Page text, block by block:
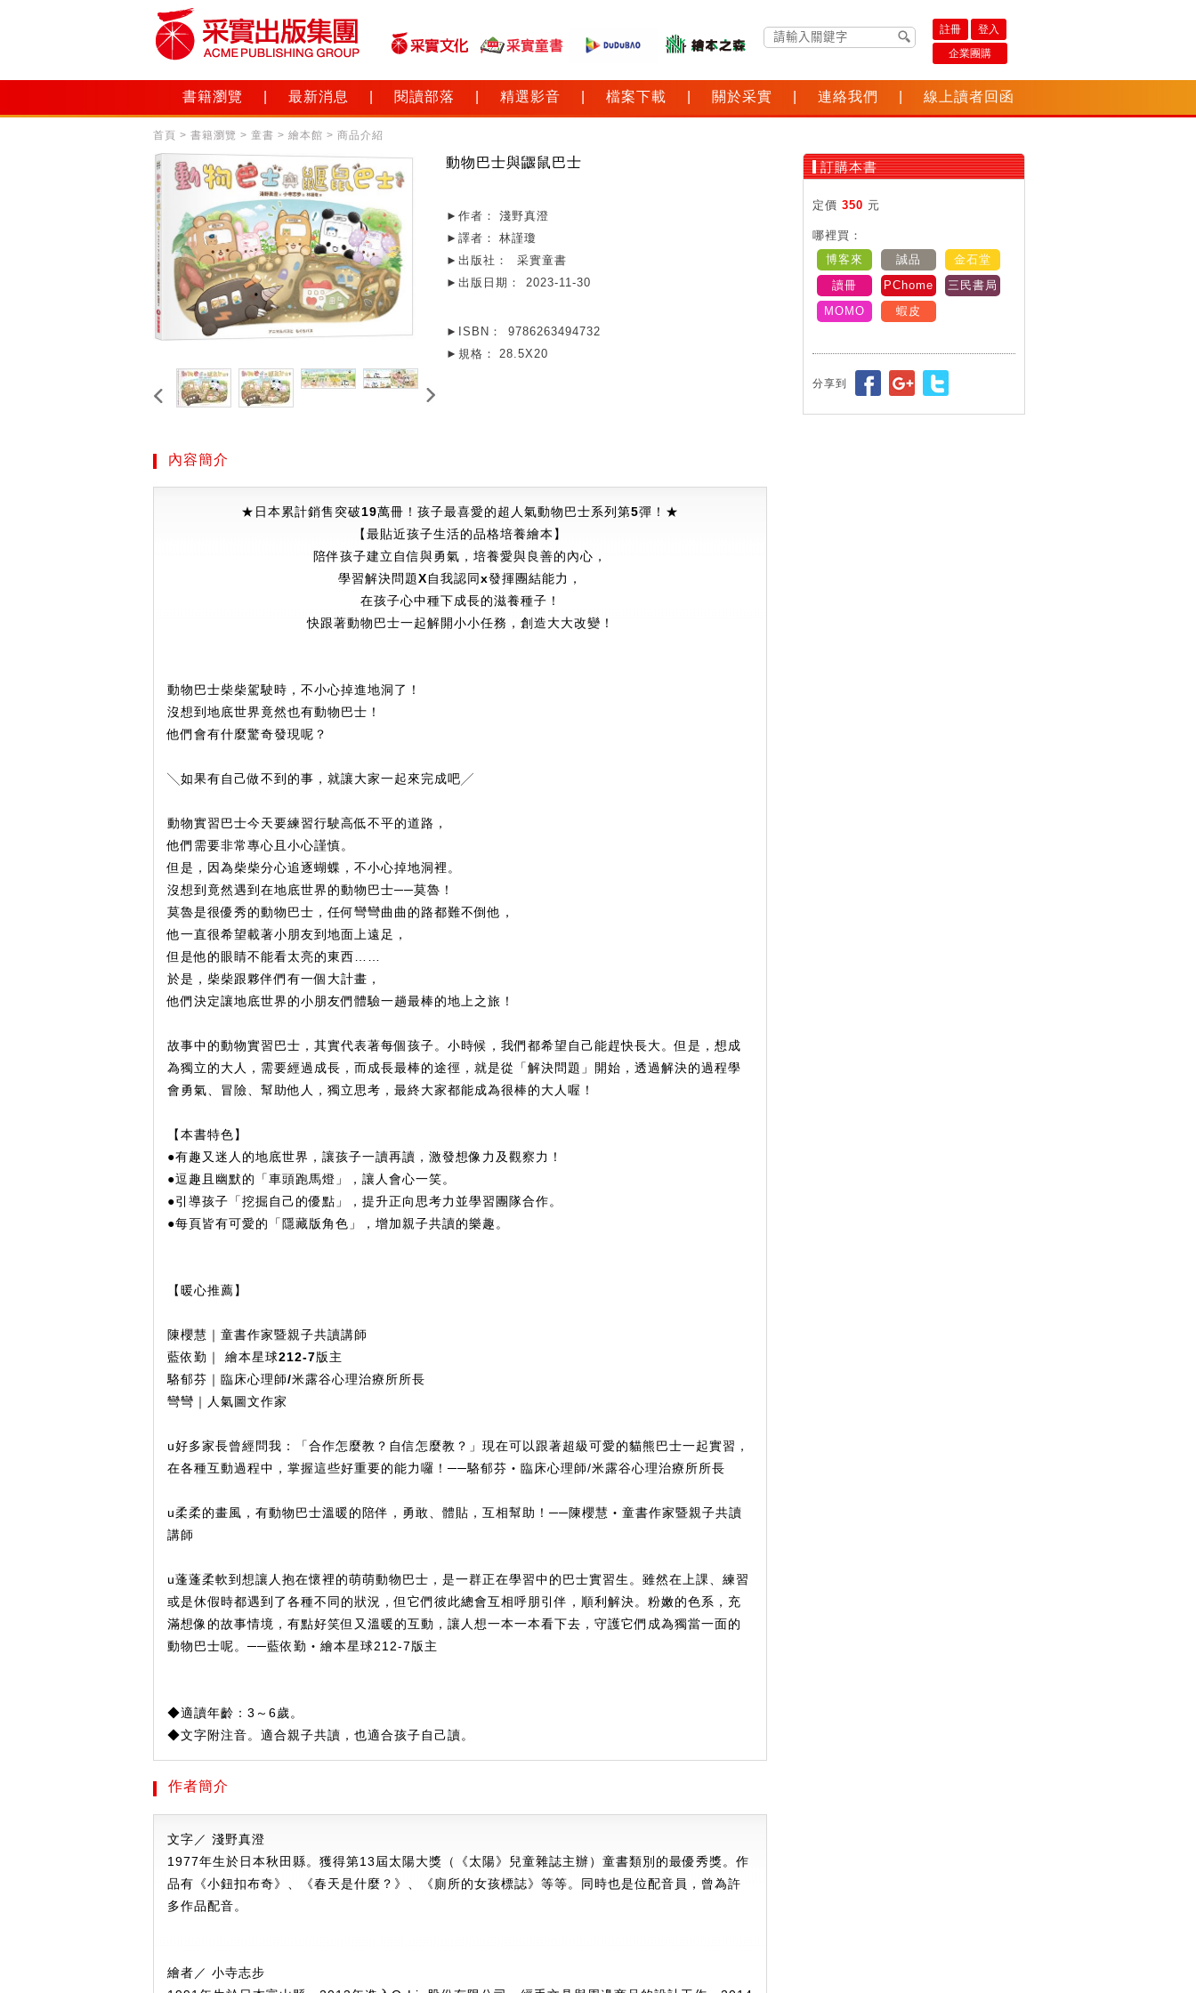
註冊
登入
企業團購
書籍瀏覽 最新消息 閱讀部落 精選影音 檔案下載 關於采實 連絡我們 線上讀者回函
首頁 > 書籍瀏覽 > 童書 > 繪本館 > 商品介紹
動物巴士與鼴鼠巴士
►作者：
淺野真澄
►譯者：
林謹瓊
►出版社：
采實童書
►出版日期：
2023-11-30
►ISBN：
9786263494732
►規格：
28.5X20
訂購本書
定價 350 元
哪裡買：
博客來
誠品
金石堂
讀冊
PChome
三民書局
MOMO
蝦皮
分享到
內容簡介
★ 日本累計銷售突破19萬冊！孩子最喜愛的超人氣動物巴士系列第5彈！ ★
【最貼近孩子生活的品格培養繪本】
陪伴孩子建立自信與勇氣，培養愛與良善的內心，
學習解決問題X自我認同x發揮團結能力，
在孩子心中種下成長的滋養種子！
快跟著動物巴士一起解開小小任務，創造大大改變！
動物巴士柴柴駕駛時，不小心掉進地洞了！
沒想到地底世界竟然也有動物巴士！
他們會有什麼驚奇發現呢？
╲如果有自己做不到的事，就讓大家一起來完成吧╱
動物實習巴士今天要練習行駛高低不平的道路，
他們需要非常專心且小心謹慎。
但是，因為柴柴分心追逐蝴蝶，不小心掉地洞裡。
沒想到竟然遇到在地底世界的動物巴士──莫魯！
莫魯是很優秀的動物巴士，任何彎彎曲曲的路都難不倒他，
他一直很希望載著小朋友到地面上遠足，
但是他的眼睛不能看太亮的東西……
於是，柴柴跟夥伴們有一個大計畫，
他們決定讓地底世界的小朋友們體驗一趟最棒的地上之旅！
故事中的動物實習巴士，其實代表著每個孩子。小時候，我們都希望自己能趕快長大。但是，想成
為獨立的大人，需要經過成長，而成長最棒的途徑，就是從「解決問題」開始，透過解決的過程學
會勇氣、冒險、幫助他人，獨立思考，最終大家都能成為很棒的大人喔！
【本書特色】
●有趣又迷人的地底世界，讓孩子一讀再讀，激發想像力及觀察力！
●逗趣且幽默的「車頭跑馬燈」，讓人會心一笑。
●引導孩子「挖掘自己的優點」，提升正向思考力並學習團隊合作。
●每頁皆有可愛的「隱藏版角色」，增加親子共讀的樂趣。
【暖心推薦】
陳櫻慧｜童書作家暨親子共讀講師
藍依勤｜ 繪本星球212-7版主
駱郁芬｜臨床心理師/米露谷心理治療所所長
彎彎｜人氣圖文作家
u好多家長曾經問我：「合作怎麼教？自信怎麼教？」現在可以跟著超級可愛的貓熊巴士一起實習，
在各種互動過程中，掌握這些好重要的能力囉！──駱郁芬‧臨床心理師/米露谷心理治療所所長
u柔柔的畫風，有動物巴士溫暖的陪伴，勇敢、體貼，互相幫助！──陳櫻慧‧童書作家暨親子共讀
講師
u蓬蓬柔軟到想讓人抱在懷裡的萌萌動物巴士，是一群正在學習中的巴士實習生。雖然在上課、練習
或是休假時都遇到了各種不同的狀況，但它們彼此總會互相呼朋引伴，順利解決。粉嫩的色系，充
滿想像的故事情境，有點好笑但又溫暖的互動，讓人想一本一本看下去，守護它們成為獨當一面的
動物巴士呢。──藍依勤‧繪本星球212-7版主
◆適讀年齡：3～6歲。
◆文字附注音。適合親子共讀，也適合孩子自己讀。
作者簡介
文字／ 淺野真澄
1977年生於日本秋田縣。獲得第13屆太陽大獎（《太陽》兒童雜誌主辦）童書類別的最優秀獎。作
品有《小鈕扣布奇》、《春天是什麼？》、《廁所的女孩標誌》等等。同時也是位配音員，曾為許
多作品配音。
繪者／ 小寺志步